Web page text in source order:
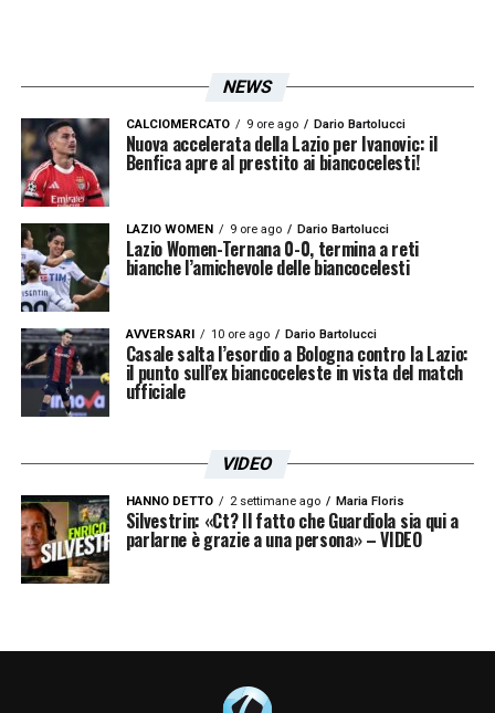
NEWS
CALCIOMERCATO 9 ore ago Dario Bartolucci
Nuova accelerata della Lazio per Ivanovic: il
Benfica apre al prestito ai biancocelesti!
LAZIO WOMEN 9 ore ago Dario Bartolucci
Lazio Women-Ternana 0-0, termina a reti
bianche l’amichevole delle biancocelesti
AVVERSARI 10 ore ago Dario Bartolucci
Casale salta l’esordio a Bologna contro la Lazio:
il punto sull’ex biancoceleste in vista del match
ufficiale
VIDEO
HANNO DETTO 2 settimane ago Maria Floris
Silvestrin: «Ct? Il fatto che Guardiola sia qui a
parlarne è grazie a una persona» – VIDEO